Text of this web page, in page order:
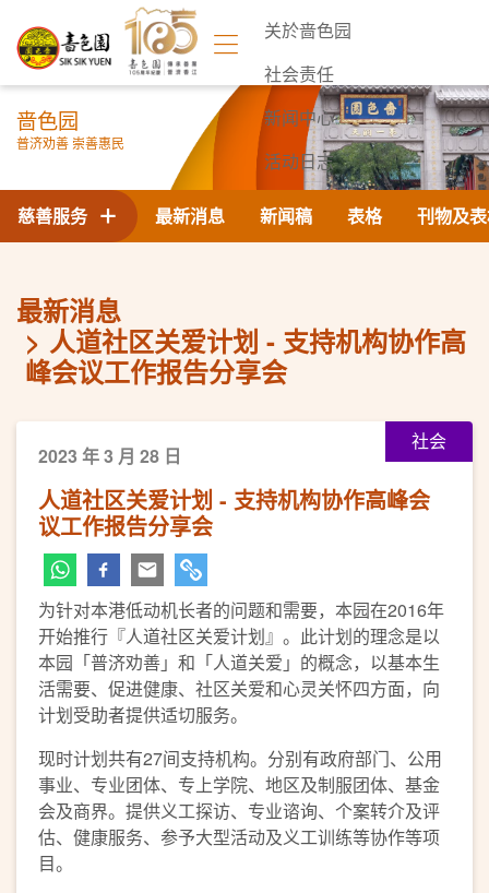
关於啬色园
社会责任
新闻中心
活动日志
联络我们
啬色园
普济劝善 崇善惠民
最新消息 新闻稿 表格 刊物及
慈善服务
最新消息
人道社区关爱计划 - 支持机构协作高
峰会议工作报告分享会
社会
2023 年 3 月 28 日
人道社区关爱计划 - 支持机构协作高峰会
议工作报告分享会
为针对本港低动机长者的问题和需要，本园在2016年
开始推行『人道社区关爱计划』。此计划的理念是以
本园「普济劝善」和「人道关爱」的概念，以基本生
活需要、促进健康、社区关爱和心灵关怀四方面，向
计划受助者提供适切服务。
现时计划共有27间支持机构。分别有政府部门、公用
事业、专业团体、专上学院、地区及制服团体、基金
会及商界。提供义工探访、专业谘询、个案转介及评
估、健康服务、参予大型活动及义工训练等协作等项
目。